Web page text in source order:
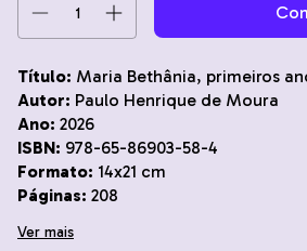
Título: Maria Bethânia, primeiros
Autor: Paulo Henrique de Moura
Ano: 2026
ISBN: 978-65-86903-58-4
Formato: 14x21 cm
Páginas: 208
Ver mais